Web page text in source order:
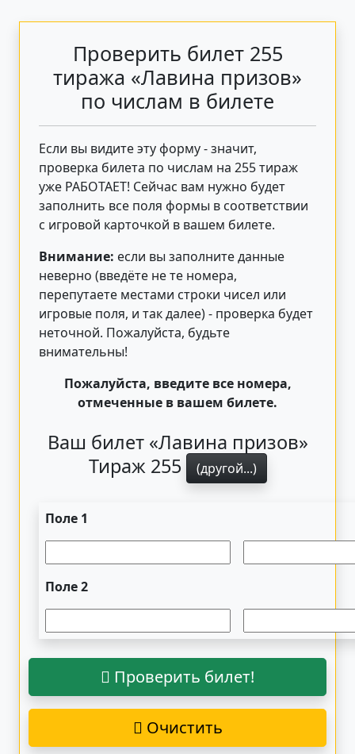
Проверить билет 255
тиража «Лавина призов»
по числам в билете
Если вы видите эту форму - значит,
проверка билета по числам на 255 тираж
уже РАБОТАЕТ! Сейчас вам нужно будет
заполнить все поля формы в соответствии
с игровой карточкой в вашем билете.
Внимание: если вы заполните данные
неверно (введёте не те номера,
перепутаете местами строки чисел или
игровые поля, и так далее) - проверка будет
неточной. Пожалуйста, будьте
внимательны!
Пожалуйста, введите все номера,
отмеченные в вашем билете.
Ваш билет «Лавина призов»
Тираж 255
(другой...)
Поле 1
Поле 2
Проверить билет!
Очистить